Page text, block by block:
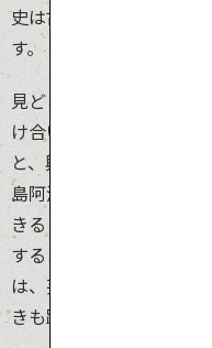
史は古く、400年ほど前
す。
見どころは桟敷席から
け合いのライブ感。数
と、興奮は最高潮に達
島阿波おどりの楽しい
きる「にわか連」や街
することができます。
は、芸術としての阿波
きも踊り好きもフェス好